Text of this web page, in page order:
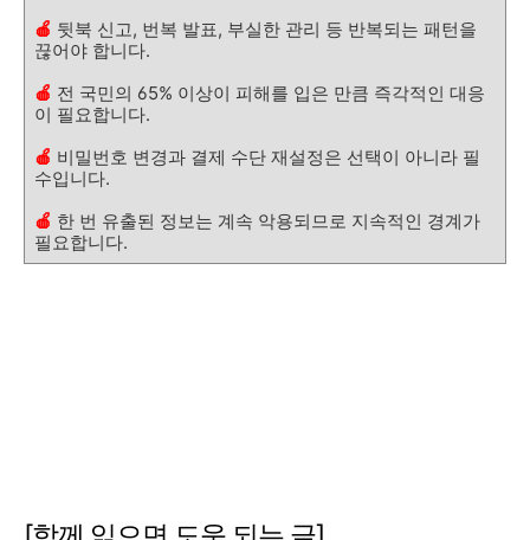
🍎 뒷북 신고, 번복 발표, 부실한 관리 등 반복되는 패턴을
끊어야 합니다.
🍎 전 국민의 65% 이상이 피해를 입은 만큼 즉각적인 대응
이 필요합니다.
🍎 비밀번호 변경과 결제 수단 재설정은 선택이 아니라 필
수입니다.
🍎 한 번 유출된 정보는 계속 악용되므로 지속적인 경계가
필요합니다.